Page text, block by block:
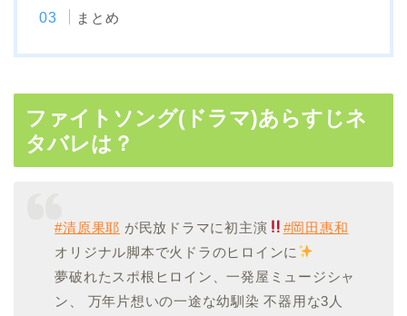
まとめ
ファイトソング(ドラマ)あらすじネ
タバレは？
#清原果耶 が民放ドラマに初主演
#岡田惠和
オリジナル脚本で火ドラのヒロインに
夢破れたスポ根ヒロイン、一発屋ミュージシャ
ン、 万年片想いの一途な幼馴染 不器用な3人